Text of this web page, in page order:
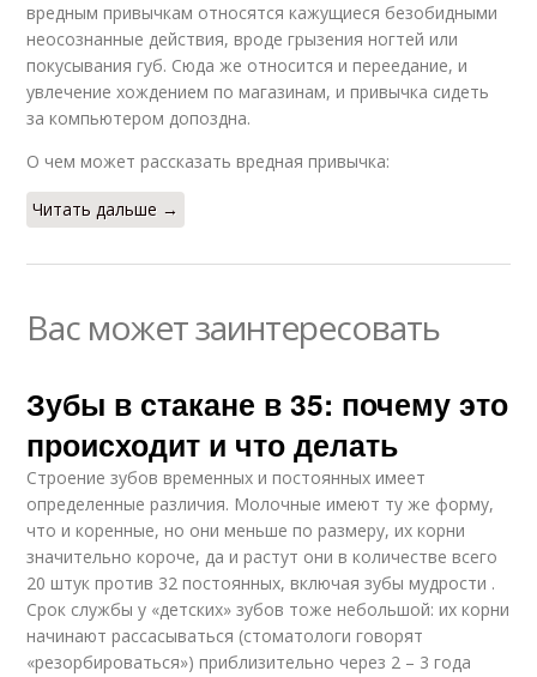
вредным привычкам относятся кажущиеся безобидными
неосознанные действия, вроде грызения ногтей или
покусывания губ. Сюда же относится и переедание, и
увлечение хождением по магазинам, и привычка сидеть
за компьютером допоздна.
О чем может рассказать вредная привычка:
Читать дальше →
Вас может заинтересовать
Зубы в стакане в 35: почему это
происходит и что делать
Строение зубов временных и постоянных имеет
определенные различия. Молочные имеют ту же форму,
что и коренные, но они меньше по размеру, их корни
значительно короче, да и растут они в количестве всего
20 штук против 32 постоянных, включая зубы мудрости .
Срок службы у «детских» зубов тоже небольшой: их корни
начинают рассасываться (стоматологи говорят
«резорбироваться») приблизительно через 2 – 3 года